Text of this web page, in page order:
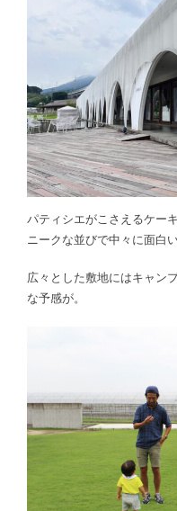
パティシエがこさえるケー
ニークな並びで中々に面白い
広々とした敷地にはキャン
な予感が。